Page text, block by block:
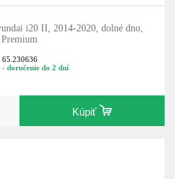
i20 II, 2014-2020, dolné dno,
Premium
65.230636
- doručenie do 2 dní
Kúpiť